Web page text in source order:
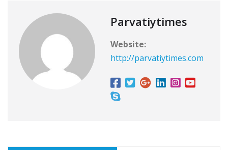
Parvatiytimes
Website:
http://parvatiytimes.com